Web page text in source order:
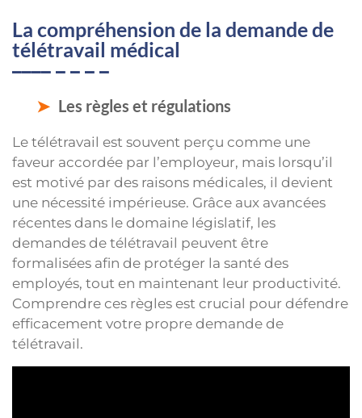
La compréhension de la demande de
télétravail médical
Les règles et régulations
Le télétravail est souvent perçu comme une
faveur accordée par l’employeur, mais lorsqu’il
est motivé par des raisons médicales, il devient
une nécessité impérieuse. Grâce aux avancées
récentes dans le domaine législatif, les
demandes de télétravail peuvent être
formalisées afin de protéger la santé des
employés, tout en maintenant leur productivité.
Comprendre ces règles est crucial pour défendre
efficacement votre propre demande de
télétravail.